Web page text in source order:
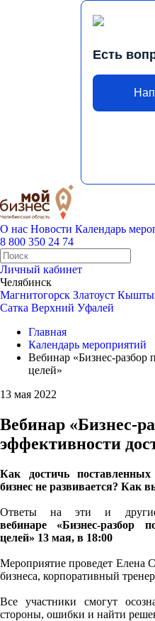
Есть
О нас Новости Календарь
8 800 350 24 74
Личный кабинет
Челябинск
Магнитогорск Златоуст
Сатка Верхний Уфалей
Главная
Календарь мероприятий
Вебинар «Бизнес-разбор
целей»
13 мая 2022
Вебинар «Бизнес-
эффективности
Как достичь
бизнес не развивается? Как
Ответы на эти и
вебинаре «Бизнес-разбор
целей» 13 мая, в 18:00
Мероприятие проведет Елена
бизнеса, корпоративный
Все участники смогут
стороны, ошибки и найти